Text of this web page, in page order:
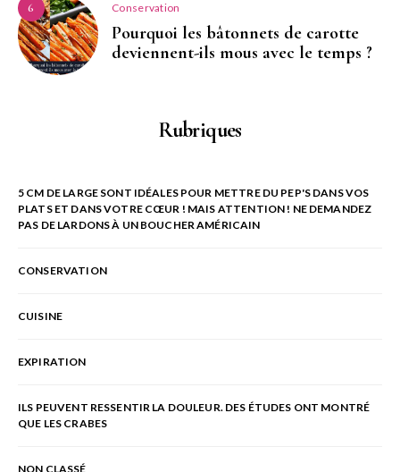
6 Conservation
Pourquoi les bâtonnets de carotte
deviennent-ils mous avec le temps ?
Rubriques
5 CM DE LARGE SONT IDÉALES POUR METTRE DU PEP'S DANS VOS
PLATS ET DANS VOTRE CŒUR ! MAIS ATTENTION ! NE DEMANDEZ
PAS DE LARDONS À UN BOUCHER AMÉRICAIN
CONSERVATION
CUISINE
EXPIRATION
ILS PEUVENT RESSENTIR LA DOULEUR. DES ÉTUDES ONT MONTRÉ
QUE LES CRABES
NON CLASSÉ